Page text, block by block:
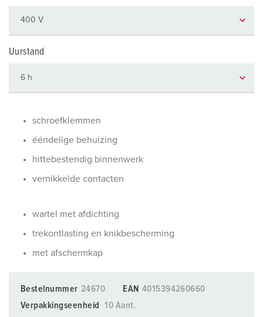
Uurstand
schroefklemmen
ééndelige behuizing
hittebestendig binnenwerk
vernikkelde contacten
wartel met afdichting
trekontlasting en knikbescherming
met afschermkap
Bestelnummer 24670 EAN 4015394260660
Verpakkingseenheid
10 Aant.